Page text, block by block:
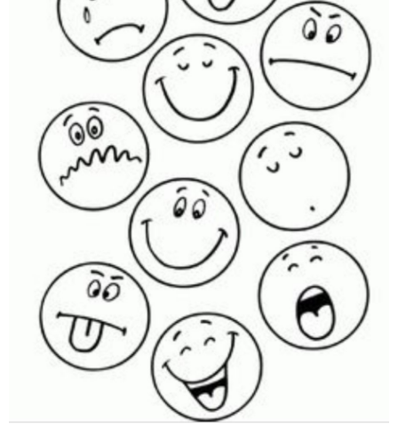
Le Carte Delle Emozioni La Fabbrica Dei Sogni
Faccine Delle Emozioni Da Colorare Lavoretti Creativi
Classe Quarta Maestrocristiano Pagina 2
Le Emozioni
Istituto Comprensivo Cittadella Tu Chiamale Se Vuoi
I Bambini Affrontano L Illustrazione Stabilita Di Vettore
Disegni Sulle Emozioni Da Colorare Per Bambini
Stampae Colorare
Giocare Con Le Emozioni Il Memory
La Valigia Delle Emozioni Set Dic2019 Teatro Franco
Libri Interattivi Per Bambini 3 A 6 Anni Volume 2 Piu Di